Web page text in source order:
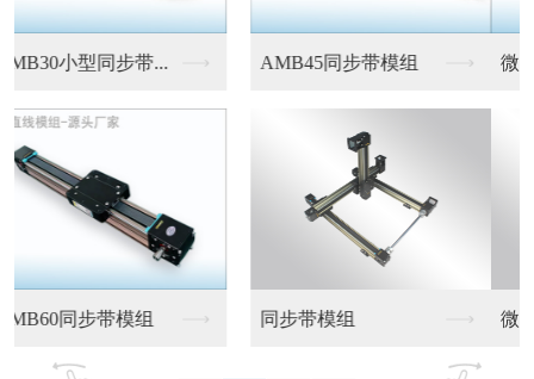
微型伺服电缸 微型伺服电缸
微型伺服电缸 微型伺服电缸